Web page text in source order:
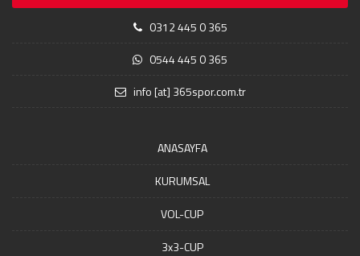
0312 445 0 365
0544 445 0 365
info [at] 365spor.com.tr
ANASAYFA
KURUMSAL
VOL-CUP
3x3-CUP